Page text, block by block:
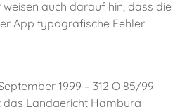
auch darauf hin, dass die
App typografische Fehler
1999 – 312 O 85/99
Landgericht Hamburg